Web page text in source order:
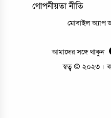
গোপনীয়তা নীতি
মোবাইল
আমাদের সঙ্গে থাকুন
স্বত্ব © ২০২৩ ।